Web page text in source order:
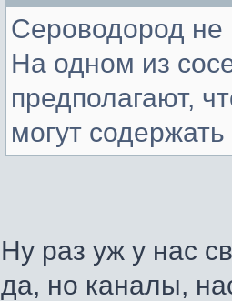
Сероводород не
На одном из
предполагают,
могут содержать
Ну раз уж у нас
да, но каналы,